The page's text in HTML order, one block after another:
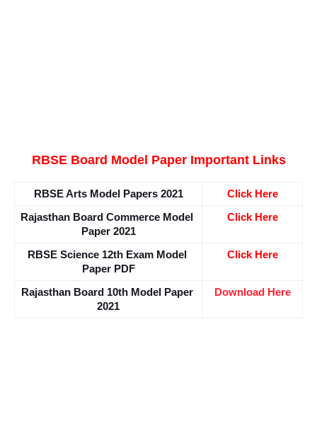
RBSE Board Model Paper Important Links
RBSE Arts Model Papers 2021 Click Here
Rajasthan Board Commerce Model
Paper 2021
Click Here
RBSE Science 12th Exam Model
Paper PDF
Click Here
Rajasthan Board 10th Model Paper
2021
Download Here